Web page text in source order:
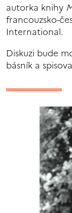
autorka knihy
francouzsko-
International.
Diskuzi bude
básník a